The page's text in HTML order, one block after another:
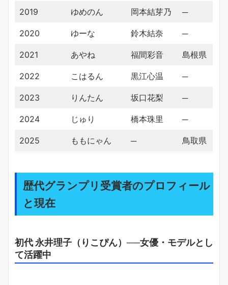
2019 ゆめのん 岡本結芽乃 ─
2020 ゆーな 鈴木結奈 ─
2021 あやね 福間彩音 島根県
2022 こはるん 黒江心温 ─
2023 りんたん 坂口花梨 ─
2024 じゅり 橋本珠里 ─
2025 ももにゃん ─ 鳥取県
歴代グランプリ受賞者のプロフィール
と現在
初代 永井理子（りこぴん）──女優・モデルとし
て活躍中